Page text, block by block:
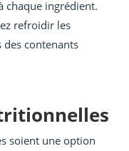
chaque ingrédient.
refroidir les
des contenants
soient une option